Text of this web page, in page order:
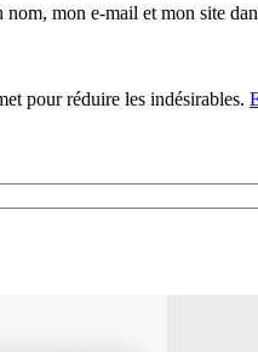
nom, mon e-mail et mon site
pour réduire les indésirables.